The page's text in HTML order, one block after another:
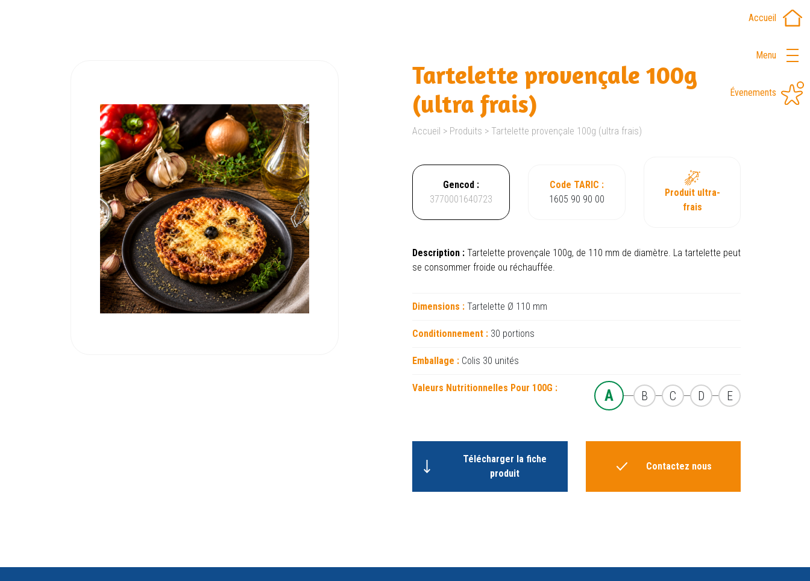
Accueil
Menu
Évenements
Tartelette provençale 100g
(ultra frais)
Accueil > Produits > Tartelette provençale 100g (ultra frais)
Gencod :
3770001640723
Code TARIC :
1605 90 90 00
Produit ultra-
frais
Description : Tartelette provençale 100g, de 110 mm de diamètre. La tartelette peut
se consommer froide ou réchauffée.
Dimensions : Tartelette Ø 110 mm
Conditionnement : 30 portions
Emballage : Colis 30 unités
Valeurs Nutritionnelles Pour 100G : A B C D E
Télécharger la fiche
produit
Contactez nous